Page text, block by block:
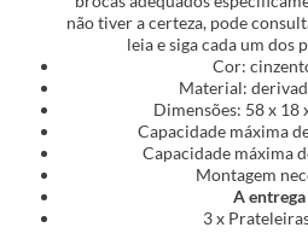
não tiver a certeza, pode
leia e siga cada um dos
Cor:
Material:
Dimensões: 58 x 18
Capacidade máxima
Capacidade máxima
Montagem
A
3 x